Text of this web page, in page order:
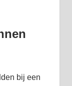
bij een